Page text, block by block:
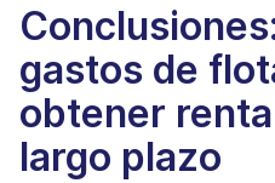
gastos de
obtener
largo plazo